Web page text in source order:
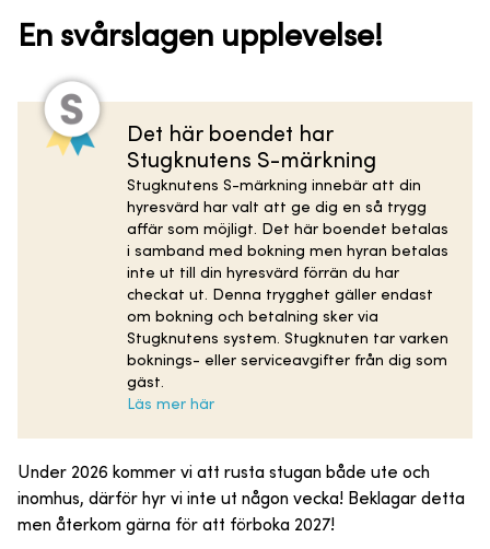
En svårslagen upplevelse!
Det här boendet har
Stugknutens S-märkning
Stugknutens S-märkning innebär att din
hyresvärd har valt att ge dig en så trygg
affär som möjligt. Det här boendet betalas
i samband med bokning men hyran betalas
inte ut till din hyresvärd förrän du har
checkat ut. Denna trygghet gäller endast
om bokning och betalning sker via
Stugknutens system. Stugknuten tar varken
boknings- eller serviceavgifter från dig som
gäst.
Läs mer här
Under 2026 kommer vi att rusta stugan både ute och
inomhus, därför hyr vi inte ut någon vecka! Beklagar detta
men återkom gärna för att förboka 2027!